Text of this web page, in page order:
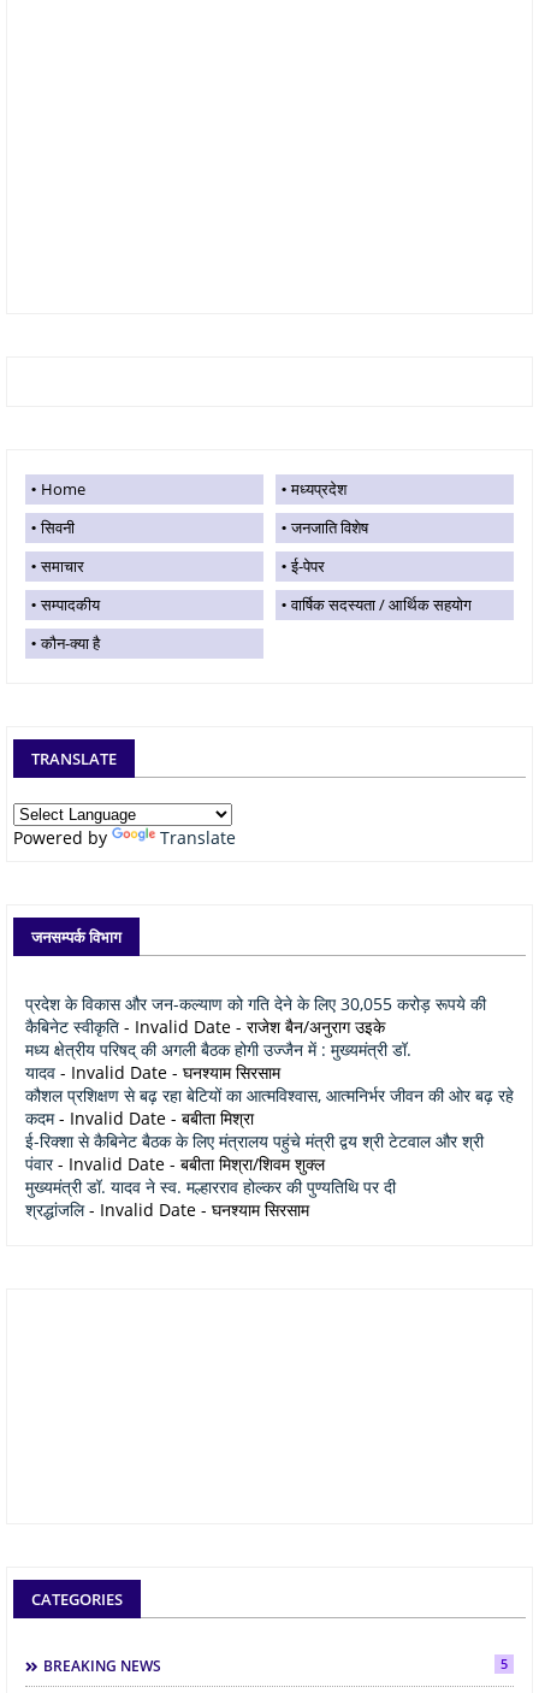
Home
मध्यप्रदेश
सिवनी
जनजाति विशेष
समाचार
ई-पेपर
सम्पादकीय
वार्षिक सदस्यता / आर्थिक सहयोग
कौन-क्या है
TRANSLATE
Powered by Translate
जनसम्पर्क विभाग
प्रदेश के विकास और जन-कल्याण को गति देने के लिए 30,055 करोड़ रूपये की
कैबिनेट स्वीकृति - Invalid Date - राजेश बैन/अनुराग उइके
मध्य क्षेत्रीय परिषद् की अगली बैठक होगी उज्जैन में : मुख्यमंत्री डॉ.
यादव - Invalid Date - घनश्याम सिरसाम
कौशल प्रशिक्षण से बढ़ रहा बेटियों का आत्मविश्वास, आत्मनिर्भर जीवन की ओर बढ़ रहे
कदम- Invalid Date - बबीता मिश्रा
ई-रिक्शा से कैबिनेट बैठक के लिए मंत्रालय पहुंचे मंत्री द्वय श्री टेटवाल और श्री
पंवार- Invalid Date - बबीता मिश्रा/शिवम शुक्ल
मुख्यमंत्री डॉ. यादव ने स्व. मल्हारराव होल्कर की पुण्यतिथि पर दी
श्रद्धांजलि- Invalid Date - घनश्याम सिरसाम
CATEGORIES
BREAKING NEWS 5